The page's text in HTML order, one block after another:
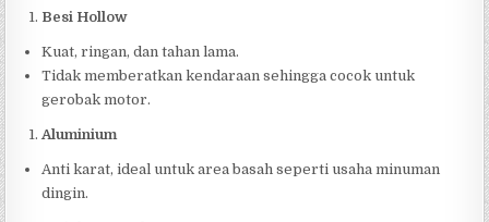
Besi Hollow
Kuat, ringan, dan tahan lama.
Tidak memberatkan kendaraan sehingga cocok untuk
gerobak motor.
Aluminium
Anti karat, ideal untuk area basah seperti usaha minuman
dingin.